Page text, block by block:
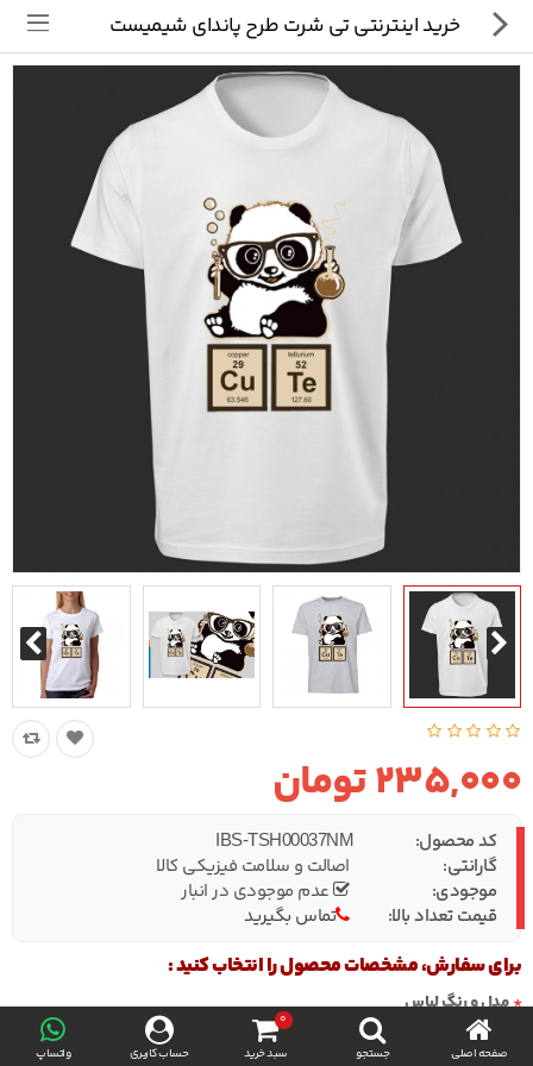
صفحه اصلی جستجو
0
سبد خرید
حساب کاربری واتساپ
خرید اینترنتی تی شرت طرح پاندای شیمیست
235,000 تومان
کد محصول: IBS-TSH00037NM
گارانتی:
اصالت و سلامت فیزیکی کالا
موجودی:
عدم موجودی در انبار
قیمت تعداد بالا:
تماس بگیرید
برای سفارش، مشخصات محصول را انتخاب کنید :
مدل و رنگ لباس
پیکسل
سایر محصولات
پیج ما در اینستاگرام